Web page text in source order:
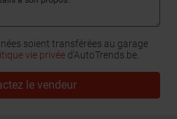
soient transférées au garage
vie privée d’AutoTrends.be.
le vendeur